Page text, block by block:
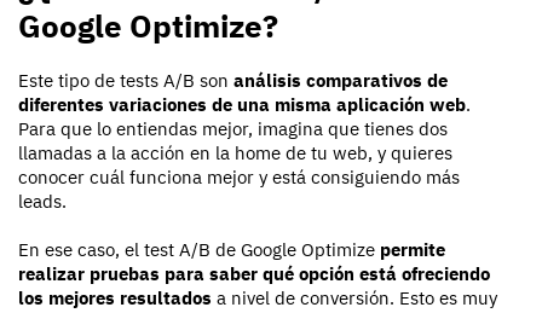
Google Optimize?
Este tipo de tests A/B son análisis comparativos de
diferentes variaciones de una misma aplicación web.
Para que lo entiendas mejor, imagina que tienes dos
llamadas a la acción en la home de tu web, y quieres
conocer cuál funciona mejor y está consiguiendo más
leads.
En ese caso, el test A/B de Google Optimize permite
realizar pruebas para saber qué opción está ofreciendo
los mejores resultados a nivel de conversión. Esto es muy